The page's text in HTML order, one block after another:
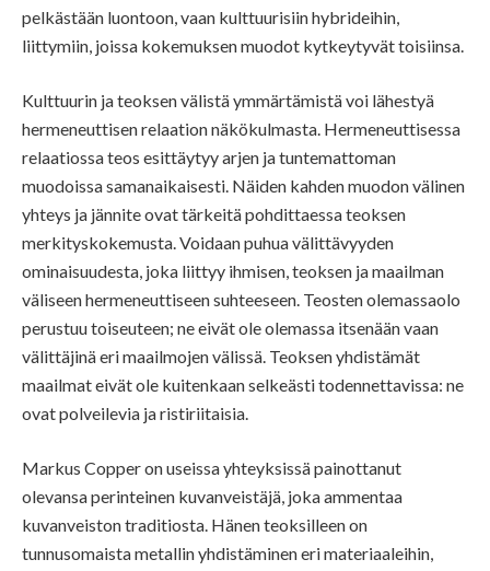
pelkästään luontoon, vaan kulttuurisiin hybrideihin,
liittymiin, joissa kokemuksen muodot kytkeytyvät toisiinsa.
Kulttuurin ja teoksen välistä ymmärtämistä voi lähestyä
hermeneuttisen relaation näkökulmasta. Hermeneuttisessa
relaatiossa teos esittäytyy arjen ja tuntemattoman
muodoissa samanaikaisesti. Näiden kahden muodon välinen
yhteys ja jännite ovat tärkeitä pohdittaessa teoksen
merkityskokemusta. Voidaan puhua välittävyyden
ominaisuudesta, joka liittyy ihmisen, teoksen ja maailman
väliseen hermeneuttiseen suhteeseen. Teosten olemassaolo
perustuu toiseuteen; ne eivät ole olemassa itsenään vaan
välittäjinä eri maailmojen välissä. Teoksen yhdistämät
maailmat eivät ole kuitenkaan selkeästi todennettavissa: ne
ovat polveilevia ja ristiriitaisia.
Markus Copper on useissa yhteyksissä painottanut
olevansa perinteinen kuvanveistäjä, joka ammentaa
kuvanveiston traditiosta. Hänen teoksilleen on
tunnusomaista metallin yhdistäminen eri materiaaleihin,